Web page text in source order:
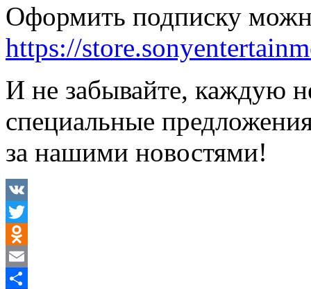
Оформить подписку
https://
И не забывайте, каждую
специальные
за нашими новостями!
VK
Twitter
Odnoklassniki
Email